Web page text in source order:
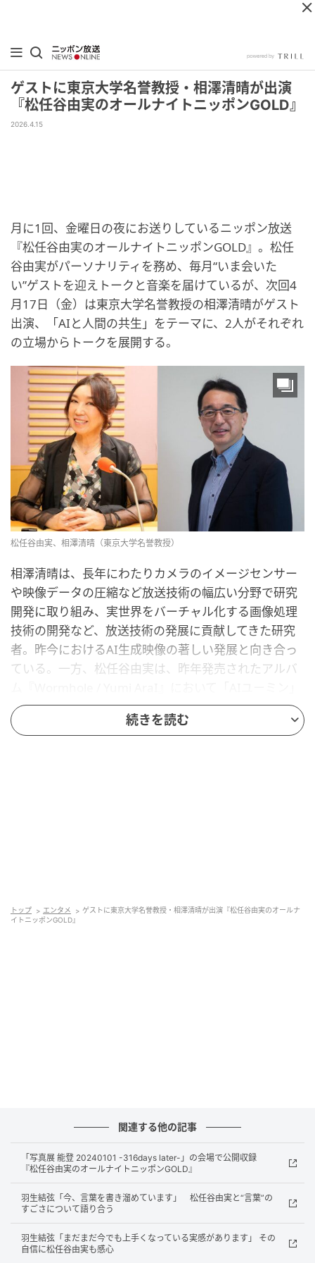
ゲストに東京大学名誉教授・相澤清晴が出演
『松任谷由実のオールナイトニッポンGOLD』
2026.4.15
月に1回、金曜日の夜にお送りしているニッポン放送
『松任谷由実のオールナイトニッポンGOLD』。松任
谷由実がパーソナリティを務め、毎月“いま会いた
い”ゲストを迎えトークと音楽を届けているが、次回4
月17日（金）は東京大学名誉教授の相澤清晴がゲスト
出演、「AIと人間の共生」をテーマに、2人がそれぞれ
の立場からトークを展開する。
松任谷由実、相澤清晴（東京大学名誉教授）
相澤清晴は、長年にわたりカメラのイメージセンサー
や映像データの圧縮など放送技術の幅広い分野で研究
開発に取り組み、実世界をバーチャル化する画像処理
技術の開発など、放送技術の発展に貢献してきた研究
者。昨今におけるAI生成映像の著しい発展と向き合っ
ている。一方、松任谷由実は、昨年発売されたアルバ
を活用するなど、AI技術と音楽の融合に取り組んでき
た。
■放送日時：2026年4月17日（金） 22時～24時
■パーソナリティ：松任谷由実
■ゲスト：相澤清晴（東京大学名誉教授）
■メールアドレス：yuming@allnightnippon.com
■番組X：@yuming_anng
■番組ハッシュタグ：#ユーミンANNG
◆この番組は、radikoのタイムフリー機能で、放送1週
続きを読む
トップ エンタメ
ゲストに東京大学名誉教授・相澤清晴が出演『松任谷由実のオールナ
イトニッポンGOLD』
関連する他の記事
「写真展 能登 20240101 -316days later-」の会場で公開収録
『松任谷由実のオールナイトニッポンGOLD』
羽生結弦「今、言葉を書き溜めています」 松任谷由実と“言葉”の
すごさについて語り合う
羽生結弦「まだまだ今でも上手くなっている実感があります」 その
自信に松任谷由実も感心